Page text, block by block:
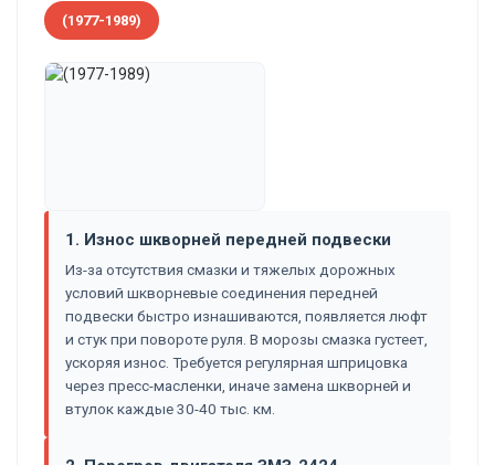
(1977-1989)
1. Износ шкворней передней подвески
Из-за отсутствия смазки и тяжелых дорожных
условий шкворневые соединения передней
подвески быстро изнашиваются, появляется люфт
и стук при повороте руля. В морозы смазка густеет,
ускоряя износ. Требуется регулярная шприцовка
через пресс-масленки, иначе замена шкворней и
втулок каждые 30-40 тыс. км.